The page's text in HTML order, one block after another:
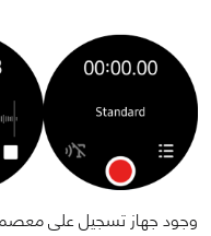
وجود جهاز تسجيل على